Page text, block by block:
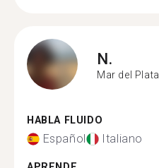
N.
Mar del Plata
HABLA FLUIDO
Español Italiano